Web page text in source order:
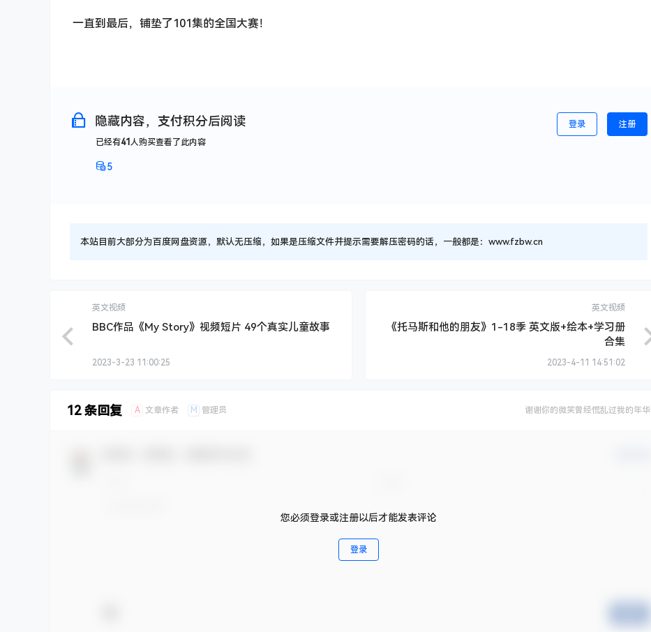
一直到最后，铺垫了101集的全国大赛！
隐藏内容，支付积分后阅读
已经有41 人购买查看了此内容
5
登录 注册
本站目前大部分为百度网盘资源，默认无压缩，如果是压缩文件并提示需要解压密码的话，一般都是：www.fzbw.cn
英文视频
BBC作品《My Story》视频短片 49个真实儿童故事
2023-3-23 11:00:25
英文视频
《托马斯和他的朋友》1-18季 英文版+绘本+学习册
合集
2023-4-11 14:51:02
12 条回复 A 文章作者 M 管理员 谢谢你的微笑曾经慌乱过我的年华
您必须登录或注册以后才能发表评论
登录